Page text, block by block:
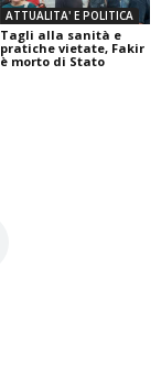
ATTUALITA' E POLITICA
Tagli alla sanità e
pratiche vietate, Fakir
è morto di Stato